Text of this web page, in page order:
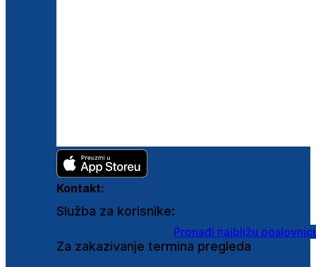
Kontakt:
Služba za korisnike:
Pronađi najbližu
Za zakazivanje termina pregleda